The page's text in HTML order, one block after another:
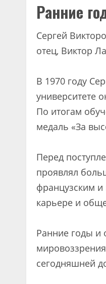
Ранние
Сергей
отец, Виктор
В 1970 году
университете
По итогам
медаль «За
Перед
проявлял
французским
карьере и
Ранние годы и
сегодняшней